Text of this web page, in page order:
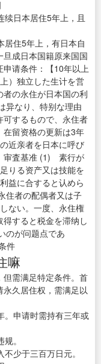
日本居住5年上，且
居住5年上，有日本自
成日本国籍原来国国
申请条件：【10年以上
）独立した生计を営
の永住が日本国の利
异なり、特别な理由
するもので、永住者
在留资格の更新は3年
近亲者を日本に呼び
审査基准 (1) 素行が
りる资产又は技能を
益に合すると认めら
住者の配偶者又は子
ない。一度、永住権
すると税金を滞纳し
のが问题点であ
件
嘛
需满足特定条件。首
久居住权，需满足以
。申请时需持有三年或
。
少于三百万日元。